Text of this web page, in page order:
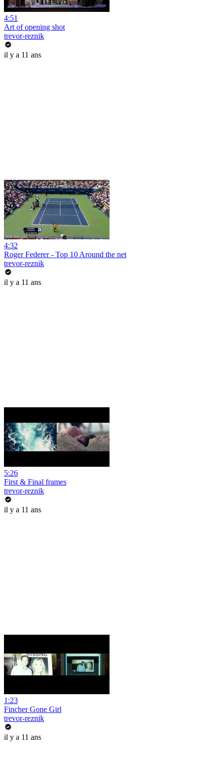
4:51
Art of opening shot
trevor-reznik
il y a 11 ans
4:32
Roger Federer - Top 10 Around the net
trevor-reznik
il y a 11 ans
5:26
First & Final frames
trevor-reznik
il y a 11 ans
1:23
Fincher Gone Girl
trevor-reznik
il y a 11 ans